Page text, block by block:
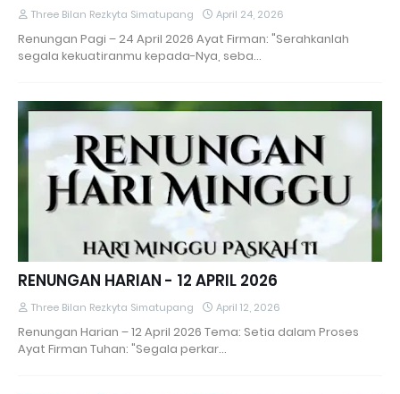
Three Bilan Rezkyta Simatupang April 24, 2026
Renungan Pagi – 24 April 2026 Ayat Firman: "Serahkanlah
segala kekuatiranmu kepada-Nya, seba…
RENUNGAN HARIAN - 12 APRIL 2026
Three Bilan Rezkyta Simatupang April 12, 2026
Renungan Harian – 12 April 2026 Tema: Setia dalam Proses
Ayat Firman Tuhan: "Segala perkar…